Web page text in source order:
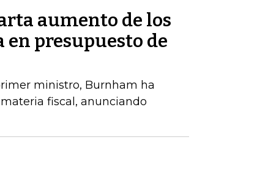
aumento de los
en presupuesto de
ministro, Burnham ha
fiscal, anunciando